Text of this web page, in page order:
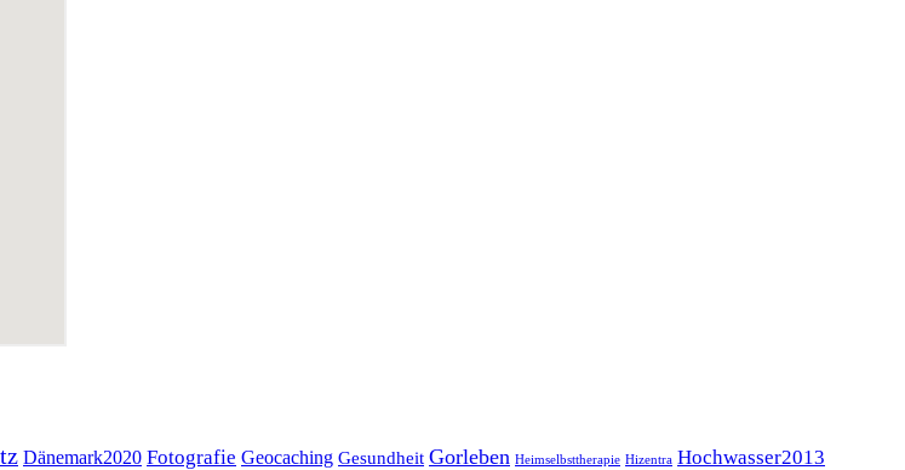
Dänemark2020 Fotografie Geocaching Gesundheit Gorleben Heimselbsttherapie Hizentra Hochwasser2013